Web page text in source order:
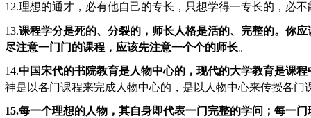
12.理想的通才，必有他自己的专长，只想学得一专长的，必
13.课程学分是死的、分裂的，师长人格是活的、完整的。你
尽注意一门门的课程，应该先注意一个个的师长。
14.中国宋代的书院教育是人物中心的，现代的大学教育是课程
神是以各门课程来完成人物中心的，是以人物中心来传授各门
15.每一个理想的人物，其自身即代表一门完整的学问；每一